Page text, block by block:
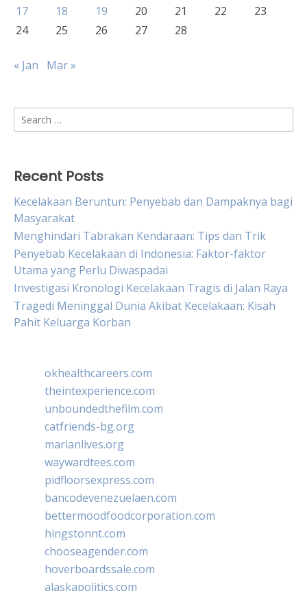
17
18 19 20 21 22
23
24
25 26 27 28
« Jan Mar »
Search
for:
Recent Posts
Kecelakaan Beruntun: Penyebab dan Dampaknya bagi
Masyarakat
Menghindari Tabrakan Kendaraan: Tips dan Trik
Penyebab Kecelakaan di Indonesia: Faktor-faktor
Utama yang Perlu Diwaspadai
Investigasi Kronologi Kecelakaan Tragis di Jalan Raya
Tragedi Meninggal Dunia Akibat Kecelakaan: Kisah
Pahit Keluarga Korban
okhealthcareers.com
theintexperience.com
unboundedthefilm.com
catfriends-bg.org
marianlives.org
waywardtees.com
pidfloorsexpress.com
bancodevenezuelaen.com
bettermoodfoodcorporation.com
hingstonnt.com
chooseagender.com
hoverboardssale.com
alaskapolitics.com